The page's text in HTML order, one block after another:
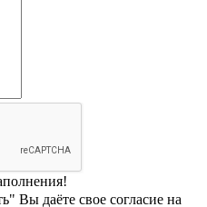
Вы даёте свое согласие на